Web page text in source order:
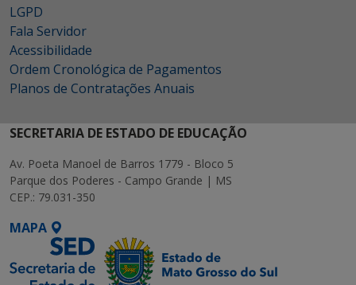
LGPD
Fala Servidor
Acessibilidade
Ordem Cronológica de Pagamentos
Planos de Contratações Anuais
SECRETARIA DE ESTADO DE EDUCAÇÃO
Av. Poeta Manoel de Barros 1779 - Bloco 5
Parque dos Poderes - Campo Grande | MS
CEP.: 79.031-350
MAPA